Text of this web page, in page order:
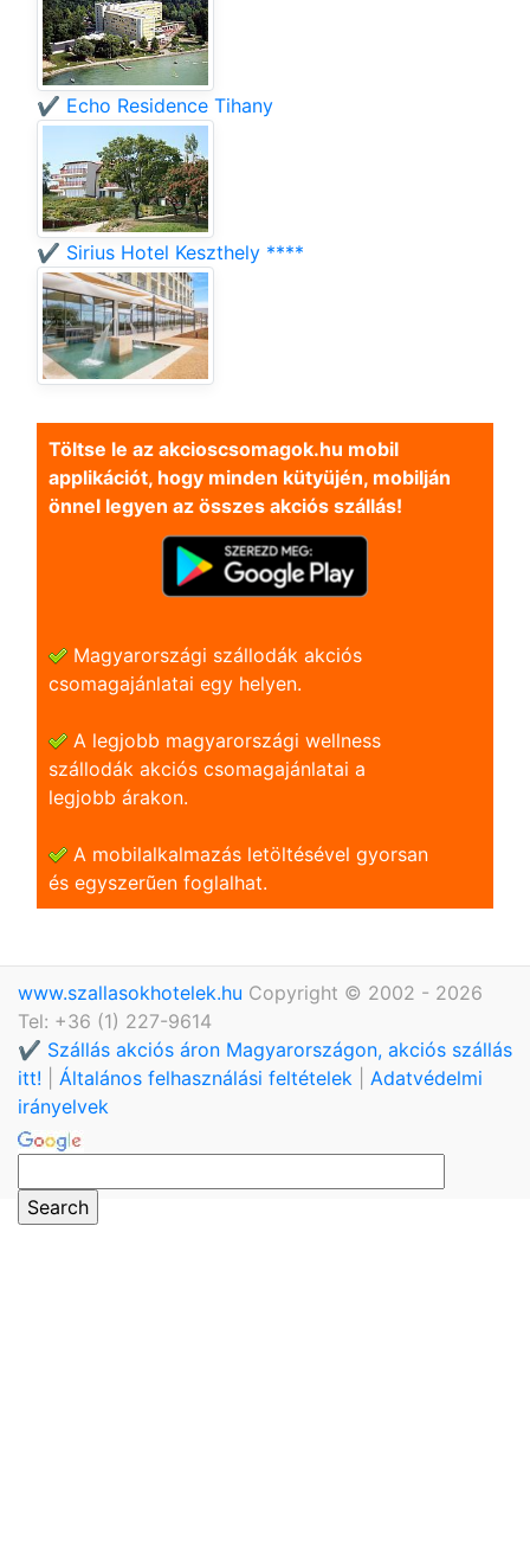
✔️ Echo Residence Tihany
✔️ Sirius Hotel Keszthely ****
Töltse le az akcioscsomagok.hu mobil
applikációt, hogy minden kütyüjén, mobilján
önnel legyen az összes akciós szállás!
Magyarországi szállodák akciós
csomagajánlatai egy helyen.
A legjobb magyarországi wellness
szállodák akciós csomagajánlatai a
legjobb árakon.
A mobilalkalmazás letöltésével gyorsan
és egyszerũen foglalhat.
www.szallasokhotelek.hu Copyright © 2002 - 2026
Tel: +36 (1) 227-9614
✔️ Szállás akciós áron Magyarországon, akciós szállás
itt!
Általános felhasználási feltételek
Adatvédelmi
irányelvek